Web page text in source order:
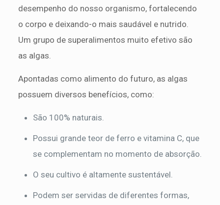
desempenho do nosso organismo, fortalecendo
o corpo e deixando-o mais saudável e nutrido.
Um grupo de superalimentos muito efetivo são
as algas.
Apontadas como alimento do futuro, as algas
possuem diversos benefícios, como:
São 100% naturais.
Possui grande teor de ferro e vitamina C, que
se complementam no momento de absorção.
O seu cultivo é altamente sustentável.
Podem ser servidas de diferentes formas,